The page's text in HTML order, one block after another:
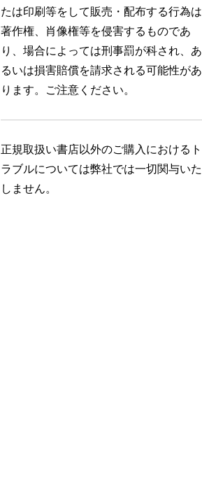
たは印刷等をして販売・配布する行為は
著作権、肖像権等を侵害するものであ
り、場合によっては刑事罰が科され、あ
るいは損害賠償を請求される可能性があ
ります。ご注意ください。
正規取扱い書店以外のご購入におけるト
ラブルについては弊社では一切関与いた
しません。